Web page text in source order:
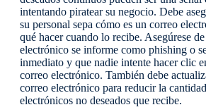
intentando piratear su negocio. Debe
su personal sepa cómo es un correo
qué hacer cuando lo recibe. Asegúrese
electrónico se informe como phishing o
inmediato y que nadie intente hacer clic
correo electrónico. También debe
correo electrónico para reducir la
electrónicos no deseados que recibe.